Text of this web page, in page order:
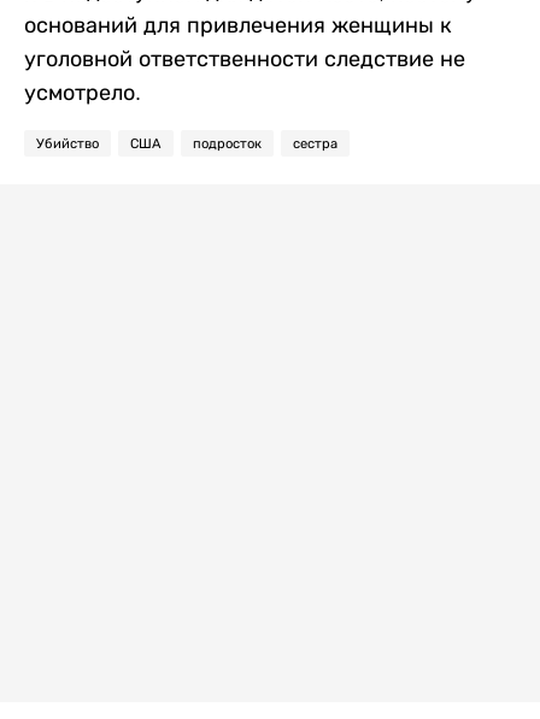
оснований для привлечения женщины к
уголовной ответственности следствие не
усмотрело.
Убийство США подросток сестра